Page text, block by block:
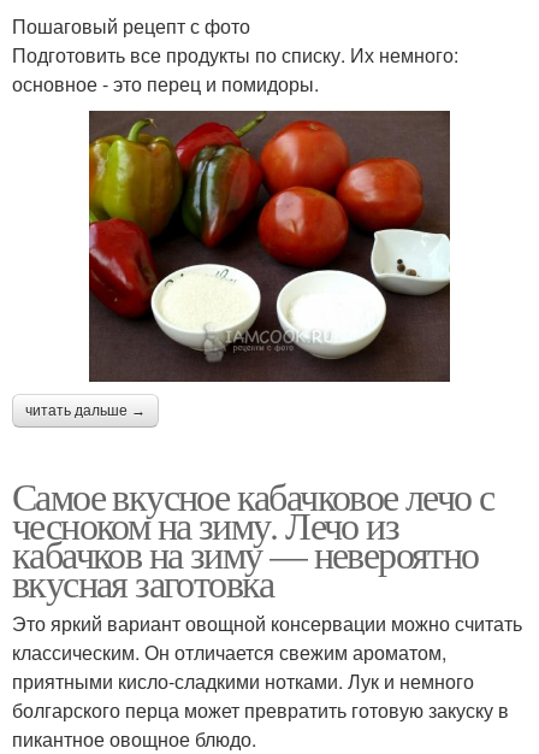
Пошаговый рецепт с фото
Подготовить все продукты по списку. Их немного:
основное - это перец и помидоры.
читать дальше →
Самое вкусное кабачковое лечо с
чесноком на зиму. Лечо из
кабачков на зиму — невероятно
вкусная заготовка
Это яркий вариант овощной консервации можно считать
классическим. Он отличается свежим ароматом,
приятными кисло-сладкими нотками. Лук и немного
болгарского перца может превратить готовую закуску в
пикантное овощное блюдо.